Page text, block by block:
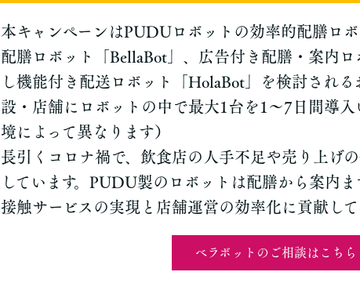
本キャンペーンはPUDUロボットの効率的配膳ロ
配膳ロボット「BellaBot」、広告付き配膳・案内
し機能付き配送ロボット「HolaBot」を検討され
設・店舗にロボットの中で最大1台を1〜7日間導
境によって異なります）
長引くコロナ禍で、飲食店の人手不足や売り上げ
しています。PUDU製のロボットは配膳から案内
接触サービスの実現と店舗運営の効率化に貢献して
ベラボットのご相談はこちら